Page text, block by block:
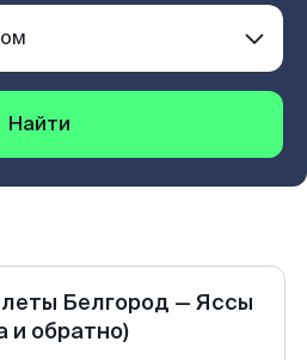
Найти
Белгород — Яссы
и обратно)